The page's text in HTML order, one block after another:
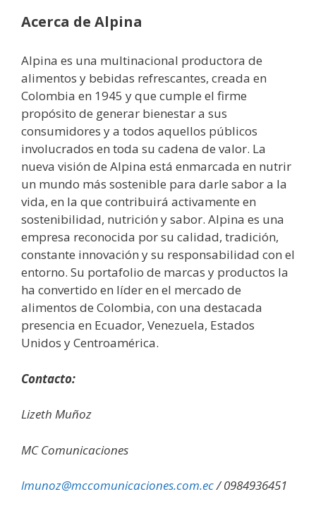
Acerca de Alpina
Alpina es una multinacional productora de
alimentos y bebidas refrescantes, creada en
Colombia en 1945 y que cumple el firme
propósito de generar bienestar a sus
consumidores y a todos aquellos públicos
involucrados en toda su cadena de valor. La
nueva visión de Alpina está enmarcada en nutrir
un mundo más sostenible para darle sabor a la
vida, en la que contribuirá activamente en
sostenibilidad, nutrición y sabor. Alpina es una
empresa reconocida por su calidad, tradición,
constante innovación y su responsabilidad con el
entorno. Su portafolio de marcas y productos la
ha convertido en líder en el mercado de
alimentos de Colombia, con una destacada
presencia en Ecuador, Venezuela, Estados
Unidos y Centroamérica.
Contacto:
Lizeth Muñoz
MC Comunicaciones
lmunoz@mccomunicaciones.com.ec/ 0984936451